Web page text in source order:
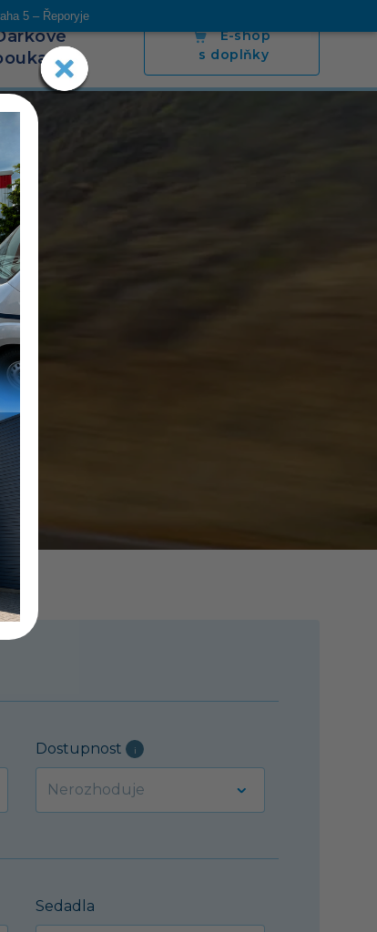
5 – Řeporyje
Napsali o nás Poradíme Kontakt
E-shop
s doplňky
Dostupnost i
Sedadla